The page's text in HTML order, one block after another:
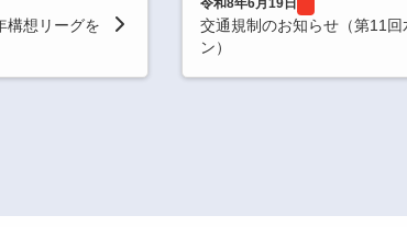
構想リーグを
令和8年6月19日
交通規制のお知らせ（第11回
ン）